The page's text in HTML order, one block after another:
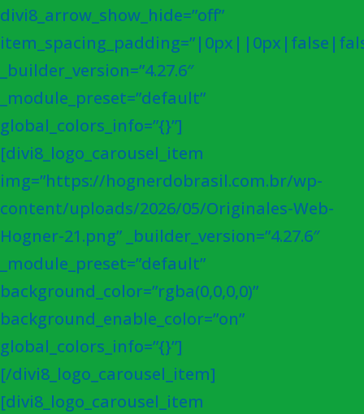
divi8_arrow_show_hide=”off”
_builder_version=”4.27.6″
_module_preset=”default”
global_colors_info=”{}”]
[divi8_logo_carousel_item
img=”https://hognerdobrasil.com.br/wp-
content/uploads/2026/05/Originales-Web-
Hogner-21.png” _builder_version=”4.27.6″
_module_preset=”default”
background_color=”rgba(0,0,0,0)”
background_enable_color=”on”
global_colors_info=”{}”]
[/divi8_logo_carousel_item]
[divi8_logo_carousel_item